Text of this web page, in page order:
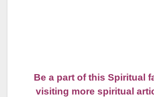
Be a part of this Spiritual
visiting more spiritual